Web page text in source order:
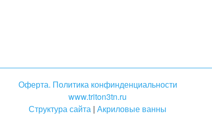
Оферта. Политика конфинденциальности
www.triton3tn.ru
Структура сайта | Акриловые ванны